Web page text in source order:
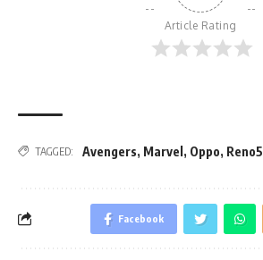
Article Rating
TAGGED: Avengers, Marvel , Oppo, Reno5
Facebook